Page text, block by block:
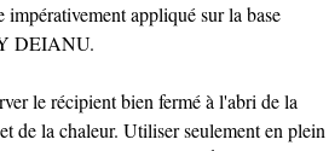
impérativement appliqué sur la base
DEIANU.
le récipient bien fermé à l'abri de la
de la chaleur. Utiliser seulement en plein